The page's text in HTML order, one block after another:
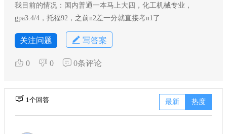
我目前的情况：国内普通一本马上大四，化工机械专业，
gpa3.4/4，托福92，之前n2差一分就直接考n1了
关注问题 写答案
0 0 0条评论
1个回答 最新 热度